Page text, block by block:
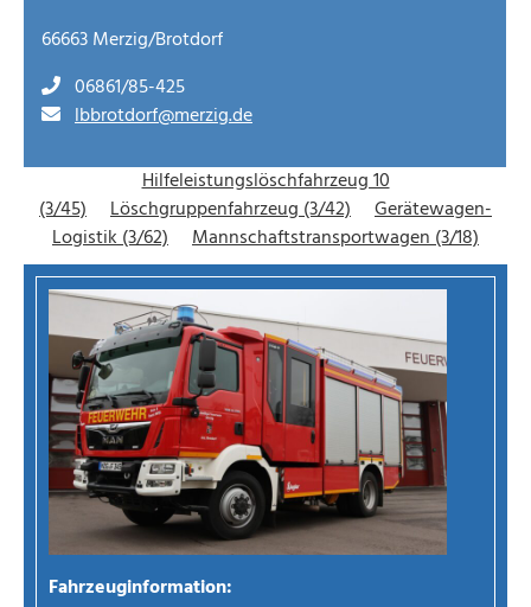
66663 Merzig/Brotdorf
06861/85-425
lbbrotdorf@merzig.de
Hilfeleistungslöschfahrzeug 10
(3/45)
Löschgruppenfahrzeug (3/42)
Gerätewagen-
Logistik (3/62)
Mannschaftstransportwagen (3/18)
Fahrzeuginformation: